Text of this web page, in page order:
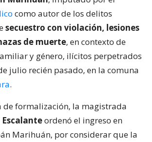
como autor de los delitos
secuestro con violación, lesiones
de muerte, en contexto de
y género, ilícitos perpetrados
julio recién pasado, en la comuna
.
de formalización, la magistrada
ordenó el ingreso en
Marihuán, por considerar que la